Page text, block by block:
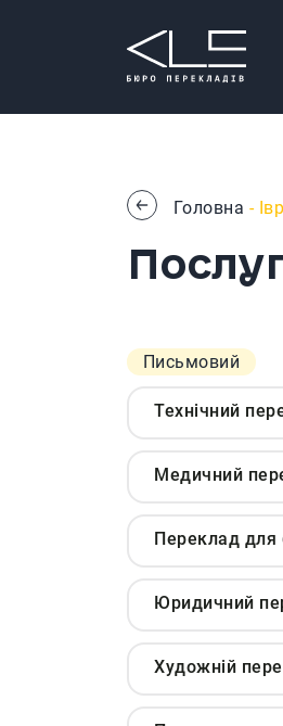
Головна -
Письмовий
Технічний
Медичний
Переклад для
Юридичний
Художній